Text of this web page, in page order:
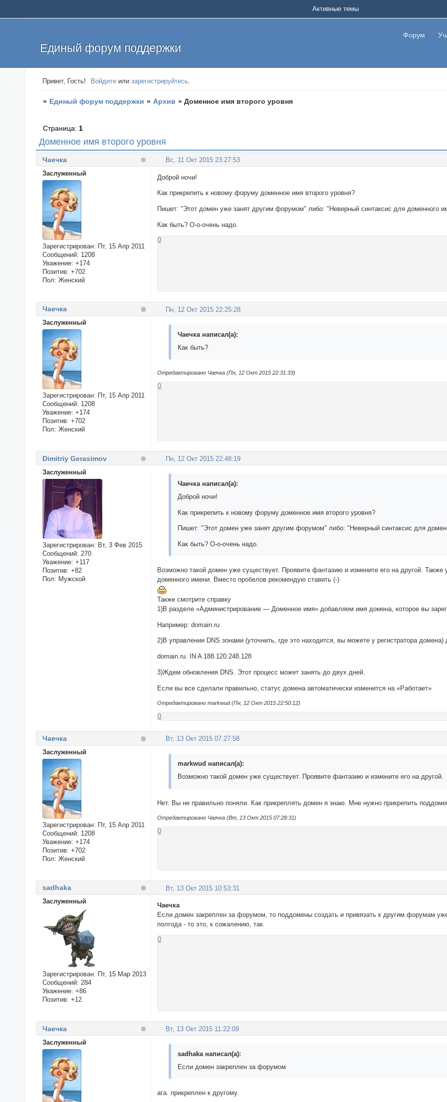
Единый форум поддержки
Форум
Активные темы
Привет, Гость! Войдите илизарегистрируйтесь.
» Единый форум поддержки » Архив »Доменное имя второго уровня
Доменное имя второго уровня
Страница: 1
Вс, 11 Окт 2015 23:27:53
Чаечка
Заслуженный
Зарегистрирован: Пт, 15 Апр 2011
Сообщений: 1208
Уважение: +174
Позитив: +702
Пол: Женский
Доброй ночи!
Как прикрепить к новому форуму доменное имя второго уровня?
Пишет: "Этот домен уже занят другим форумом" либо: "Неверный синтаксис для доменного
Как быть? О-о-очень надо.
0
Пн, 12 Окт 2015 22:25:28
Чаечка
Заслуженный
Зарегистрирован: Пт, 15 Апр 2011
Сообщений: 1208
Уважение: +174
Позитив: +702
Пол: Женский
Чаечка написал(а):
Как быть?
Отредактировано Чаечка (Пн, 12 Окт 2015 22:31:33)
0
Пн, 12 Окт 2015 22:48:19
Dimitriy Gerasimov
Заслуженный
Зарегистрирован: Вт, 3 Фев 2015
Сообщений: 270
Уважение: +117
Позитив: +82
Пол: Мужской
Чаечка написал(а):
Доброй ночи!
Как прикрепить к новому форуму доменное имя второго уровня?
Пишет: "Этот домен уже занят другим форумом" либо: "Неверный синтаксис для
Как быть? О-о-очень надо.
Возможно такой домен уже существует. Проявите фантазию и измените его на другой.
доменного имени. Вместо пробелов рекомендую ставить (-)
Также смотрите справку
1)В разделе «Администрирование — Доменное имя» добавляем имя домена, которое вы
Например: domain.ru
2)В управлении DNS зонами (уточнить, где это находится, вы можете у регистратора домена)
domain.ru. IN A 188.120.248.128
3)Ждем обновления DNS. Этот процесс может занять до двух дней.
Если вы все сделали правильно, статус домена автоматически изменится на «Работает»
Отредактировано markwud (Пн, 12 Окт 2015 22:50:12)
0
Вт, 13 Окт 2015 07:27:58
Чаечка
Заслуженный
Зарегистрирован: Пт, 15 Апр 2011
Сообщений: 1208
Уважение: +174
Позитив: +702
Пол: Женский
markwud написал(а):
Возможно такой домен уже существует. Проявите фантазию и измените его на другой.
Нет. Вы не правильно поняли. Как прикреплять домен я знаю. Мне нужно прикрепить
Отредактировано Чаечка (Вт, 13 Окт 2015 07:28:31)
0
Вт, 13 Окт 2015 10:53:31
sadhaka
Заслуженный
Зарегистрирован: Пт, 15 Мар 2013
Сообщений: 284
Уважение: +86
Позитив: +12
Чаечка
Если домен закреплен за форумом, то поддомены создать и привязать к другим форумам
полгода - то это, к сожалению, так.
0
Вт, 13 Окт 2015 11:22:09
Чаечка
Заслуженный
sadhaka написал(а):
Если домен закреплен за форумом
ага. прикреплен к другому.